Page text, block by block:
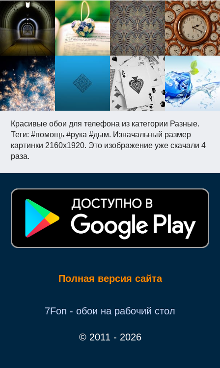
Красивые обои для телефона из категории Разные.
Теги: #помощь #рука #дым. Изначальный размер
картинки 2160x1920. Это изображение уже скачали 4
раза.
Полная версия сайта
7Fon - обои на рабочий стол
© 2011 - 2026